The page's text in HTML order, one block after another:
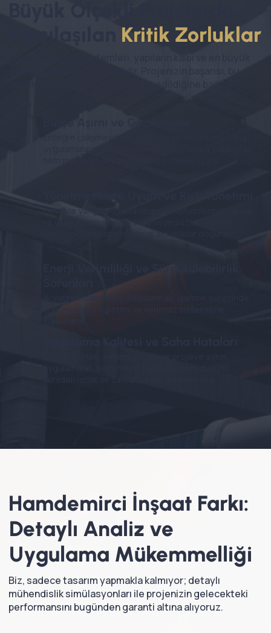
Kritik Zorluklar
Özellikle yangın ve havalandırma sistemlerinde ulusal
Enerji Verimliliği ve Sürdürülebilirlik
İlk yatırım maliyetine odaklanmak, işletme sürecinde
Hamdemirci İnşaat Farkı:
Detaylı Analiz ve
Uygulama Mükemmelliği
Biz, sadece tasarım yapmakla kalmıyor; detaylı
mühendislik simülasyonları ile projenizin gelecekteki
performansını bugünden garanti altına alıyoruz.